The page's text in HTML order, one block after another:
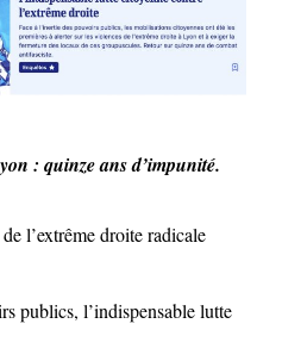
: quinze ans d’impunité.
l’extrême droite radicale
publics, l’indispensable lutte